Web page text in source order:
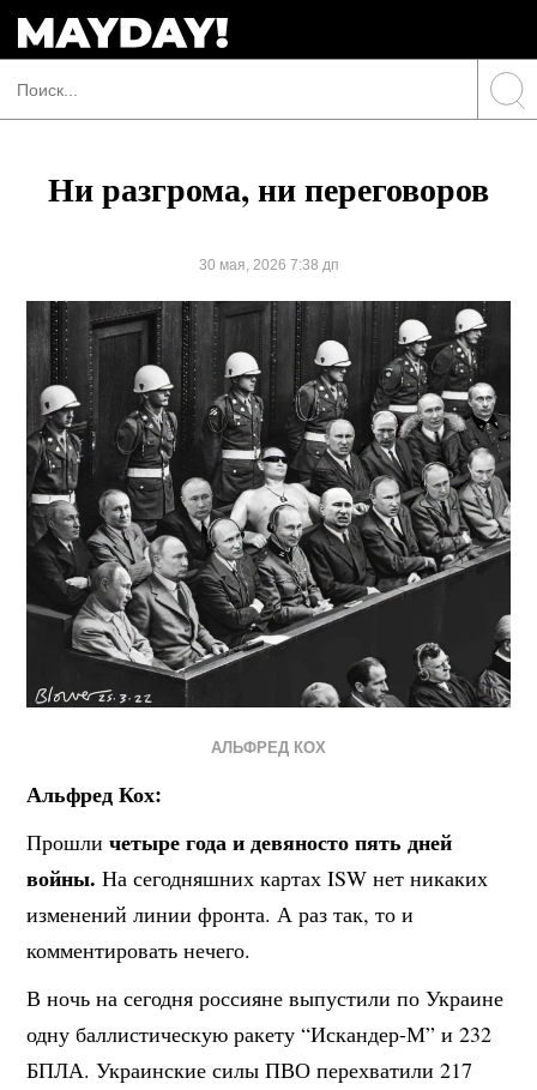
Ни разгрома, ни переговоров
30 мая, 2026 7:38 дп
АЛЬФРЕД КОХ
Альфред Кох:
Прошличетыре года и девяносто пять дней
войны. На сегодняшних картах ISW нет никаких
изменений линии фронта. А раз так, то и
комментировать нечего.
В ночь на сегодня россияне выпустили по Украине
одну баллистическую ракету “Искандер-М” и 232
БПЛА. Украинские силы ПВО перехватили 217